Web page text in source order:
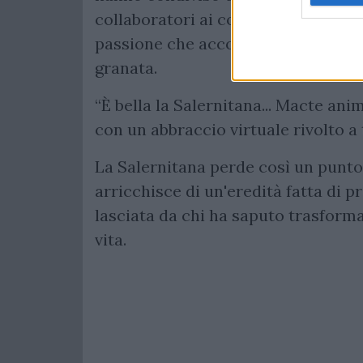
collaboratori ai colleghi dell'area
passione che accompagnano
granata.
“È bella la Salernitana... Macte
con un abbraccio virtuale rivolto
La Salernitana perde così un
arricchisce di un'eredità fatta di
lasciata da chi ha saputo
vita.